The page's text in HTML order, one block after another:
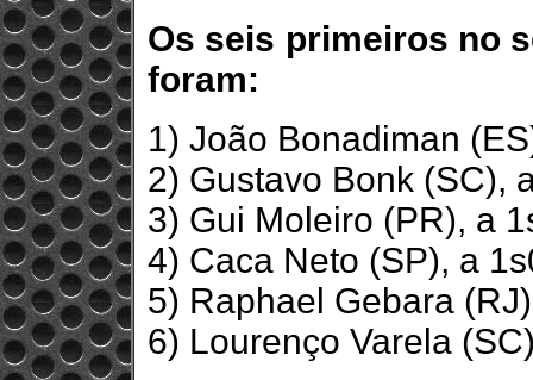
Os seis primeiros no
foram:
1) João Bonadiman
2) Gustavo Bonk (SC),
3) Gui Moleiro (PR), a
4) Caca Neto (SP), a
5) Raphael Gebara
6) Lourenço Varela